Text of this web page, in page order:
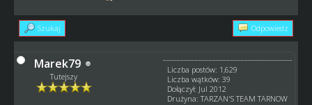
Szukaj Odpowiedz
Marek79
Tutejszy
Liczba postów: 1,629
Liczba wątków: 39
Dołączył: Jul 2012
Drużyna: TARZAN'S TEAM TARNOW